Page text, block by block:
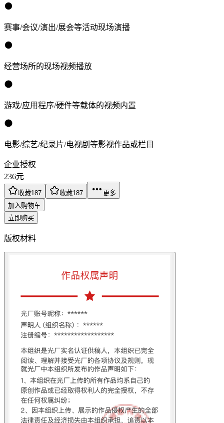
赛事/会议/演出/展会等活动现场演播
经营场所的现场视频播放
游戏/应用程序/硬件等载体的视频内置
电影/综艺/纪录片/电视剧等影视作品或栏目
企业授权
236元
收藏187 收藏187
更多
加入购物车
立即购买
版权材料